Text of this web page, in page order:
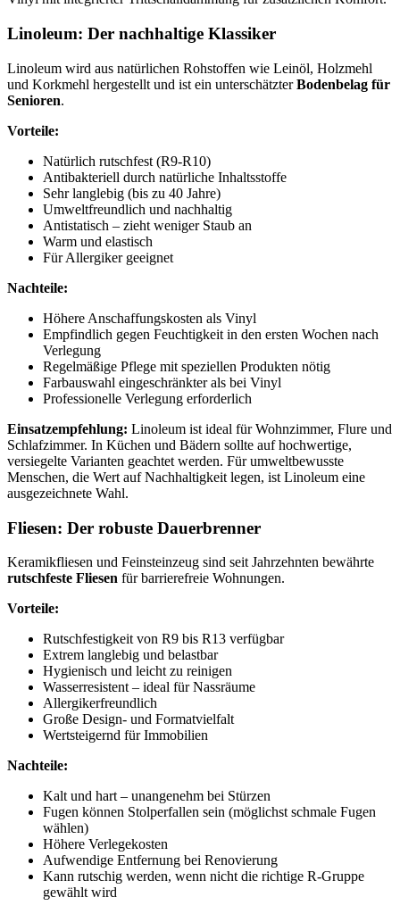
Linoleum: Der nachhaltige Klassiker
Linoleum wird aus natürlichen Rohstoffen wie Leinöl, Holzmehl
und Korkmehl hergestellt und ist ein unterschätzterBodenbelag für
Senioren.
Vorteile:
Natürlich rutschfest (R9-R10)
Antibakteriell durch natürliche Inhaltsstoffe
Sehr langlebig (bis zu 40 Jahre)
Umweltfreundlich und nachhaltig
Antistatisch – zieht weniger Staub an
Warm und elastisch
Für Allergiker geeignet
Nachteile:
Höhere Anschaffungskosten als Vinyl
Empfindlich gegen Feuchtigkeit in den ersten Wochen nach
Verlegung
Regelmäßige Pflege mit speziellen Produkten nötig
Farbauswahl eingeschränkter als bei Vinyl
Professionelle Verlegung erforderlich
Einsatzempfehlung: Linoleum ist ideal für Wohnzimmer, Flure und
Schlafzimmer. In Küchen und Bädern sollte auf hochwertige,
versiegelte Varianten geachtet werden. Für umweltbewusste
Menschen, die Wert auf Nachhaltigkeit legen, ist Linoleum eine
ausgezeichnete Wahl.
Fliesen: Der robuste Dauerbrenner
Keramikfliesen und Feinsteinzeug sind seit Jahrzehnten bewährte
rutschfeste Fliesen für barrierefreie Wohnungen.
Vorteile:
Rutschfestigkeit von R9 bis R13 verfügbar
Extrem langlebig und belastbar
Hygienisch und leicht zu reinigen
Wasserresistent – ideal für Nassräume
Allergikerfreundlich
Große Design- und Formatvielfalt
Wertsteigernd für Immobilien
Nachteile:
Kalt und hart – unangenehm bei Stürzen
Fugen können Stolperfallen sein (möglichst schmale Fugen
wählen)
Höhere Verlegekosten
Aufwendige Entfernung bei Renovierung
Kann rutschig werden, wenn nicht die richtige R-Gruppe
gewählt wird